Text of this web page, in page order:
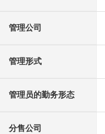
管理公司
管理形式
管理员的勤务形态
分售公司